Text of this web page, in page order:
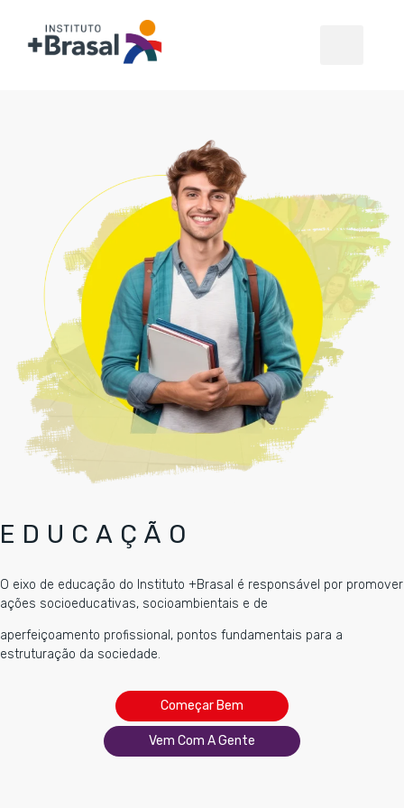
EDUCAÇÃO
O eixo de educação do Instituto +Brasal é responsável por promover
ações socioeducativas, socioambientais e de
aperfeiçoamento profissional, pontos fundamentais para a
estruturação da sociedade.
Começar Bem
Vem Com A Gente